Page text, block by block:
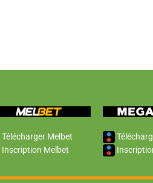
Télécharger Melbet
Inscription Melbet